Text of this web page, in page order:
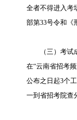
全者不得进入考
部第33号令和《
（三）考试成
在“云南省招考
公布之日起3个
一到省招考院查